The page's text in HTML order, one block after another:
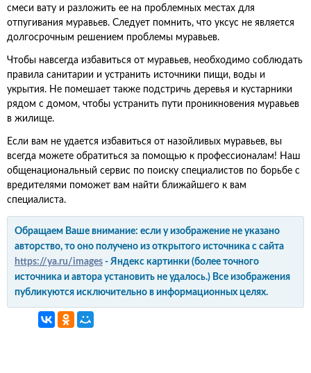
смеси вату и разложить ее на проблемных местах для
отпугивания муравьев. Следует помнить, что уксус не является
долгосрочным решением проблемы муравьев.
Чтобы навсегда избавиться от муравьев, необходимо соблюдать
правила санитарии и устранить источники пищи, воды и
укрытия. Не помешает также подстричь деревья и кустарники
рядом с домом, чтобы устранить пути проникновения муравьев
в жилище.
Если вам не удается избавиться от назойливых муравьев, вы
всегда можете обратиться за помощью к профессионалам! Наш
общенациональный сервис по поиску специалистов по борьбе с
вредителями поможет вам найти ближайшего к вам
специалиста.
Обращаем Ваше внимание: если у изображение не указано
авторство, то оно получено из открытого источника с сайта
https://ya.ru/images - Яндекс картинки (более точного
источника и автора установить не удалось.) Все изображения
публикуются исключительно в информационных целях.